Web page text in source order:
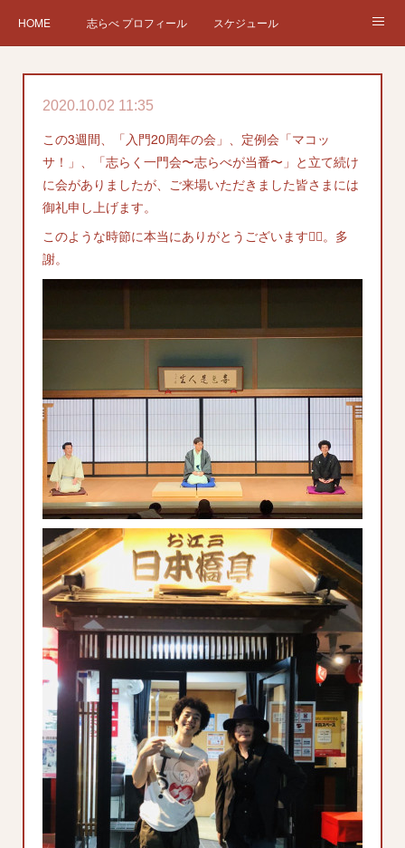
HOME 志らべ プロフィール スケジュール
チケット予約 Instagram
2020.10.02 11:35
この3週間、「入門20周年の会」、定例会「マコッ
サ！」、「志らく一門会〜志らべが当番〜」と立て続け
に会がありましたが、ご来場いただきました皆さまには
御礼申し上げます。
このような時節に本当にありがとうございます🙇‍♂️。多
謝。